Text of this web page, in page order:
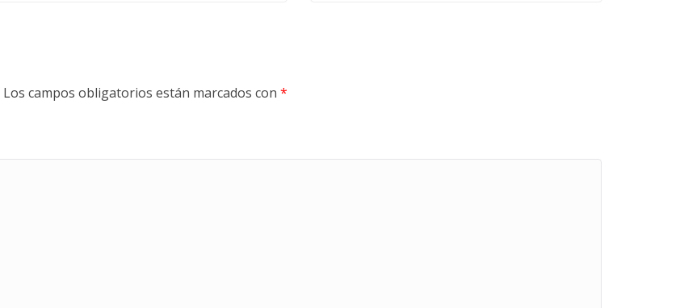
Los campos obligatorios están marcados con *